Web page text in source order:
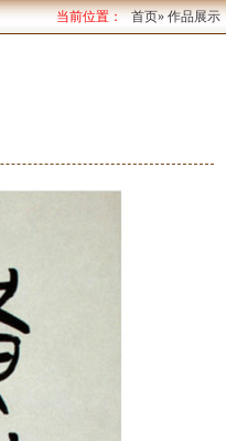
当前位置： 首页» 作品展示